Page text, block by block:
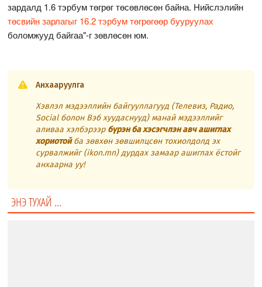
зардалд 1.6 тэрбум төгрөг төсөвлөсөн байна. Нийслэлийн
төсвийн зарлагыг 16.2 тэрбум төгрөгөөр бууруулах
боломжууд байгаа"-г зөвлөсөн юм.
Анхааруулга
Хэвлэл мэдээллийн байгууллагууд (Телевиз, Радио,
Social болон Вэб хуудаснууд) манай мэдээллийг
аливаа хэлбэрээр бүрэн ба хэсэгчлэн авч ашиглах
хориотойба зөвхөн зөвшилцсөн тохиолдолд эх
сурвалжийг (ikon.mn) дурдах замаар ашиглах ёстойг
анхаарна уу!
ЭНЭ ТУХАЙ ...